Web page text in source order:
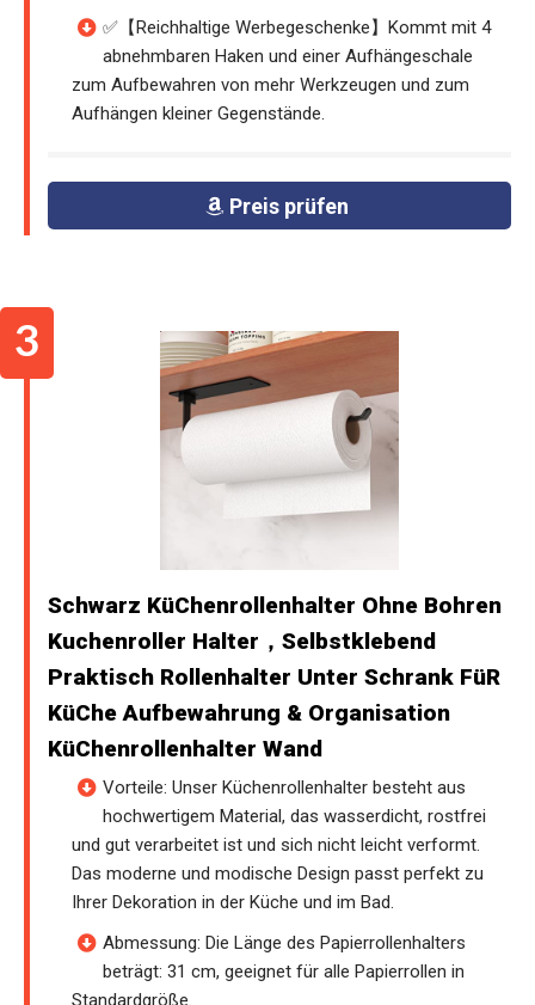
✅【Reichhaltige Werbegeschenke】Kommt mit 4
abnehmbaren Haken und einer Aufhängeschale
zum Aufbewahren von mehr Werkzeugen und zum
Aufhängen kleiner Gegenstände.
Preis prüfen
Schwarz KüChenrollenhalter Ohne Bohren
Kuchenroller Halter，Selbstklebend
Praktisch Rollenhalter Unter Schrank FüR
KüChe Aufbewahrung & Organisation
KüChenrollenhalter Wand
Vorteile: Unser Küchenrollenhalter besteht aus
hochwertigem Material, das wasserdicht, rostfrei
und gut verarbeitet ist und sich nicht leicht verformt.
Das moderne und modische Design passt perfekt zu
Ihrer Dekoration in der Küche und im Bad.
Abmessung: Die Länge des Papierrollenhalters
beträgt: 31 cm, geeignet für alle Papierrollen in
Standardgröße.